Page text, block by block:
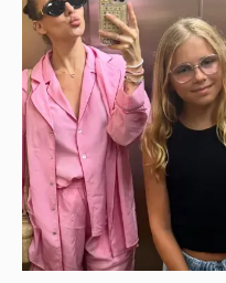
Внучки Светланы
отдыхают в
32